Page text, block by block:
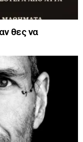
θες να